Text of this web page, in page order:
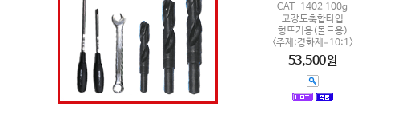
CAT-1402 100g
고강도축합타입
형뜨기용(몰드용)
<주제:경화제=10:1>
53,500원